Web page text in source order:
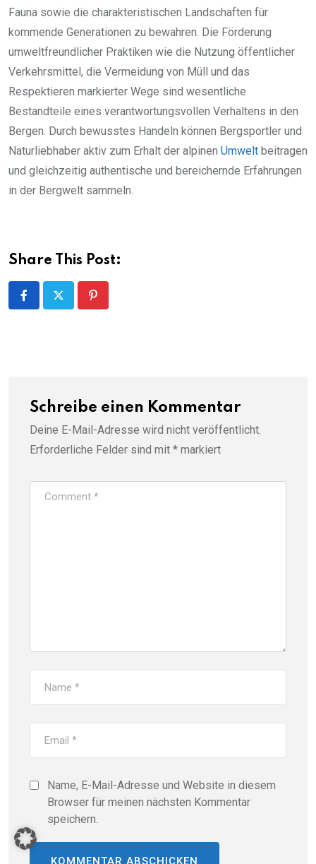
Fauna sowie die charakteristischen Landschaften für
kommende Generationen zu bewahren. Die Förderung
umweltfreundlicher Praktiken wie die Nutzung öffentlicher
Verkehrsmittel, die Vermeidung von Müll und das
Respektieren markierter Wege sind wesentliche
Bestandteile eines verantwortungsvollen Verhaltens in den
Bergen. Durch bewusstes Handeln können Bergsportler und
Naturliebhaber aktiv zum Erhalt der alpinen Umwelt beitragen
und gleichzeitig authentische und bereichernde Erfahrungen
in der Bergwelt sammeln.
Share This Post:
Schreibe einen Kommentar
Deine E-Mail-Adresse wird nicht veröffentlicht.
Erforderliche Felder sind mit * markiert
Name, E-Mail-Adresse und Website in diesem
Browser für meinen nächsten Kommentar
speichern.